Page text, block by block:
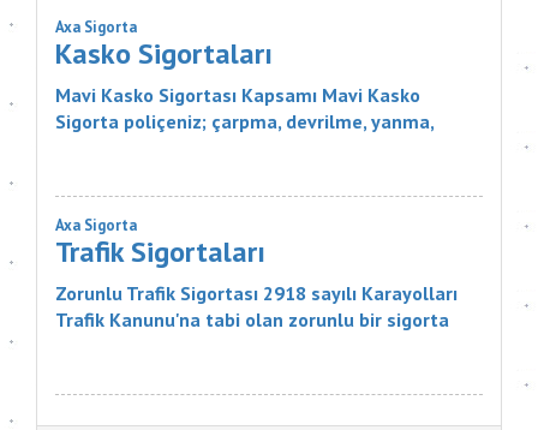
Axa Sigorta
Kasko Sigortaları
Mavi Kasko Sigortası Kapsamı Mavi Kasko
Sigorta poliçeniz; çarpma, devrilme, yanma,
Axa Sigorta
Trafik Sigortaları
Zorunlu Trafik Sigortası 2918 sayılı Karayolları
Trafik Kanunu'na tabi olan zorunlu bir sigorta